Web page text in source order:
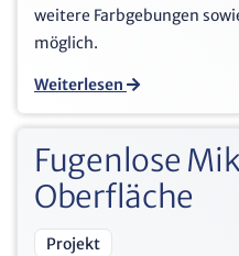
weitere Farbgebungen
möglich.
Weiterlesen
Fugenlose
Oberfläche
Projekt